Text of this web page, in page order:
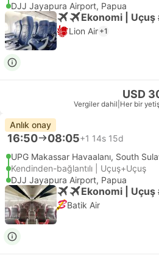
DJJ Jayapura Airport, Papua
Ekonomi | Uçuş
Lion Air +1
USD
Vergiler dahil Her bir
Anlık onay
16:50 08:05+1 14s 15d
UPG Makassar Havaalanı, South
Kendinden-bağlantılı | Uçuş+Uçuş
DJJ Jayapura Airport, Papua
Ekonomi | Uçuş
Batik Air